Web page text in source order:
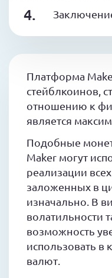
Платформа
стейблкоинов,
отношению к
является
Подобные
Maker могут
реализации
заложенных в
изначально. В
волатильности
возможность
использовать в
валют.